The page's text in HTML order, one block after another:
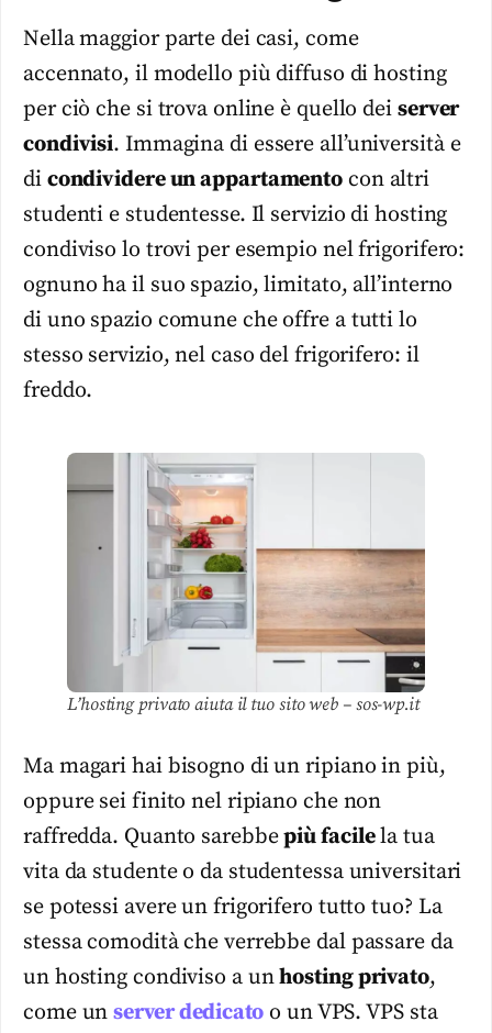
Nella maggior parte dei casi, come
accennato, il modello più diffuso di hosting
per ciò che si trova online è quello dei server
condivisi. Immagina di essere all’università e
di condividere un appartamento con altri
studenti e studentesse. Il servizio di hosting
condiviso lo trovi per esempio nel frigorifero:
ognuno ha il suo spazio, limitato, all’interno
di uno spazio comune che offre a tutti lo
stesso servizio, nel caso del frigorifero: il
freddo.
L’hosting privato aiuta il tuo sito web – sos-wp.it
Ma magari hai bisogno di un ripiano in più,
oppure sei finito nel ripiano che non
raffredda. Quanto sarebbepiù facilela tua
vita da studente o da studentessa universitari
se potessi avere un frigorifero tutto tuo? La
stessa comodità che verrebbe dal passare da
un hosting condiviso a unhosting privato,
come unserver dedicato o un VPS. VPS sta